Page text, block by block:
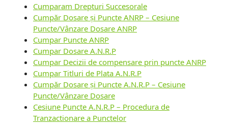
Cumparam Drepturi Succesorale
Cumpăr Dosare și Puncte ANRP – Cesiune
Puncte/Vânzare Dosare ANRP
Cumpar Puncte ANRP
Cumpar Dosare A.N.R.P
Cumpar Decizii de compensare prin puncte ANRP
Cumpar Titluri de Plata A.N.R.P
Cumpăr Dosare și Puncte A.N.R.P – Cesiune
Puncte/Vânzare Dosare
Cesiune Puncte A.N.R.P – Procedura de
Tranzactionare a Punctelor